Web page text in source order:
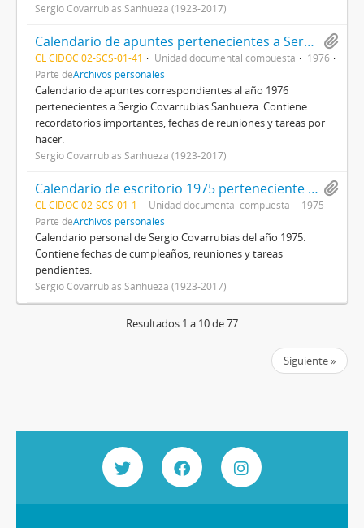
Sergio Covarrubias Sanhueza (1923-2017)
Calendario de apuntes pertenecientes a Sergio Covarrubias Sanhueza
CL CIDOC 02-SCS-01-41 Unidad documental compuesta
1976
Parte deArchivos personales
Calendario de apuntes correspondientes al año 1976
pertenecientes a Sergio Covarrubias Sanhueza. Contiene
recordatorios importantes, fechas de reuniones y tareas por
hacer.
Sergio Covarrubias Sanhueza (1923-2017)
Calendario de escritorio 1975 perteneciente a Sergio Covarrubias Sanhueza
CL CIDOC 02-SCS-01-1 Unidad documental compuesta
1975
Parte deArchivos personales
Calendario personal de Sergio Covarrubias del año 1975.
Contiene fechas de cumpleaños, reuniones y tareas
pendientes.
Sergio Covarrubias Sanhueza (1923-2017)
Resultados 1 a 10 de 77
Siguiente »